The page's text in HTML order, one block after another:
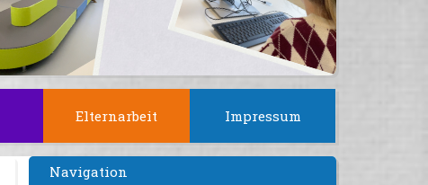
Elternarbeit Impressum
Navigation